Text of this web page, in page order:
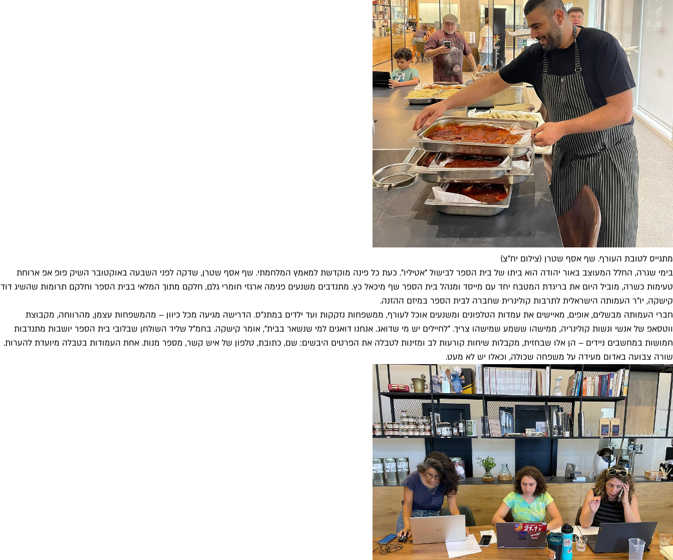
מתגייס לטובת העורף. שף אסף שטרן (צילום יח"צ)
בימי שגרה, החלל המעוצב באור יהודה הוא ביתו של בית הספר לבישול "אטיליו". כעת כל פינה מוקדשת למאמץ המלחמתי. שף אסף שטרן, שדקה לפני השבעה באוקטובר השיק פופ אפ ארוחת
טעימות כשרה, מוביל היום את בריגדת המטבח יחד עם מייסד ומנהל בית הספר שף מיכאל כץ. מתנדבים משנעים פנימה ארגזי חומרי גלם, חלקם מתוך המלאי בבית הספר וחלקם תרומות שהשיג דוד
קישקה, יו"ר העמותה הישראלית לתרבות קולינרית שחברה לבית הספר במיזם ההזנה.
חברי העמותה מבשלים, אופים, מאיישים את עמדות הטלפונים ומשנעים אוכל לעורף, ממשפחות נזקקות ועד ילדים במתנ"ס. הדרישה מגיעה מכל כיוון – מהמשפחות עצמן, מהרווחה, מקבוצת
ווטסאפ של אנשי ונשות קולינריה, ממישהו ששמע שמישהו צריך. "לחיילים יש מי שדואג. אנחנו דואגים למי שנשאר בבית", אומר קישקה. בחמ"ל שליד השולחן שבלובי בית הספר יושבות מתנדבות
חמושות במחשבים ניידים – הן אלו שבחזית, מקבלות שיחות קורעות לב ומזינות לטבלה את הפרטים היבשים: שם, כתובת, טלפון של איש קשר, מספר מנות. אחת העמודות בטבלה מיועדת להערות.
שורה צבועה באדום מעידה על משפחה שכולה, וכאלו יש לא מעט.